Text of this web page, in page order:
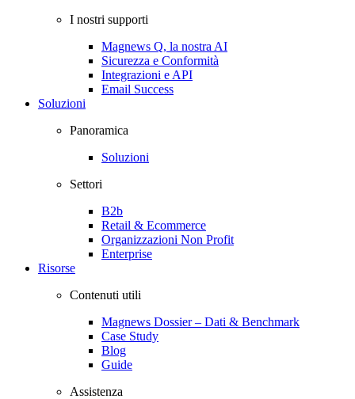
I nostri supporti
Magnews Q, la nostra AI
Sicurezza e Conformità
Integrazioni e API
Email Success
Soluzioni
Panoramica
Soluzioni
Settori
B2b
Retail & Ecommerce
Organizzazioni Non Profit
Enterprise
Risorse
Contenuti utili
Magnews Dossier – Dati & Benchmark
Case Study
Blog
Guide
Assistenza